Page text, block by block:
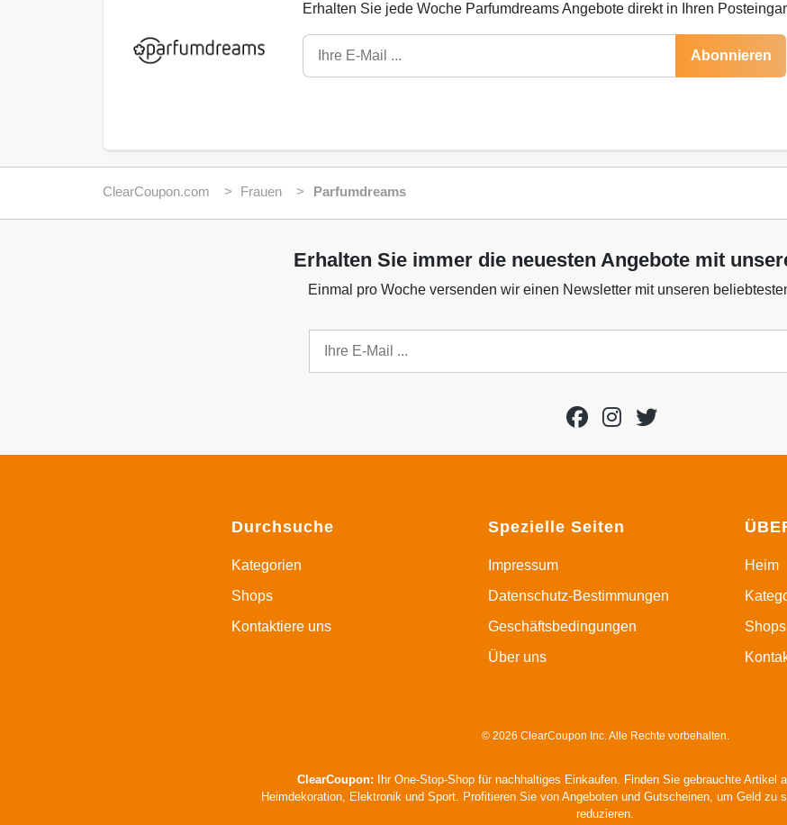
Erhalten Sie jede Woche Parfumdreams Angebote direkt in Ihren
Abonnieren
ClearCoupon.com Frauen Parfumdreams
Erhalten Sie immer die neuesten Angebote mit
Einmal pro Woche versenden wir einen Newsletter mit unseren
Durchsuche
Kategorien
Shops
Kontaktiere uns
Spezielle Seiten
Impressum
Datenschutz-Bestimmungen
Geschäftsbedingungen
Über uns
Heim
Shops
© 2026 ClearCoupon Inc. Alle Rechte vorbehalten.
ClearCoupon: Ihr One-Stop-Shop für nachhaltiges Einkaufen. Finden Sie gebrauchte Artikel
Heimdekoration, Elektronik und Sport. Profitieren Sie von Angeboten und Gutscheinen, um Geld zu
reduzieren.